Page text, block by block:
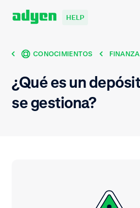
HELP
CONOCIMIENTOS
¿Qué es un
se gestiona?